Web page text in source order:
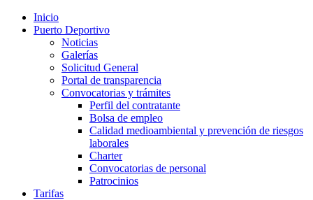
Inicio
Puerto Deportivo
Noticias
Galerías
Solicitud General
Portal de transparencia
Convocatorias y trámites
Perfil del contratante
Bolsa de empleo
Calidad medioambiental y prevención de riesgos
laborales
Charter
Convocatorias de personal
Patrocinios
Tarifas